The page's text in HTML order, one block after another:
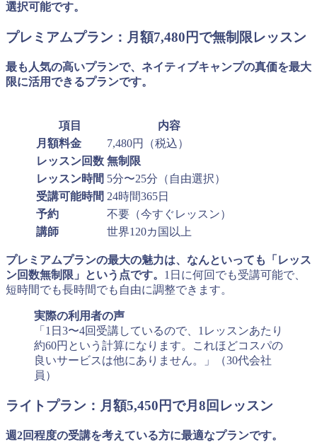
選択可能です。
プレミアムプラン：月額7,480円で無制限レッスン
最も人気の高いプランで、ネイティブキャンプの真価を最大
限に活用できるプランです。
項目
内容
月額料金
7,480円（税込）
レッスン回数 無制限
レッスン時間 5分〜25分（自由選択）
受講可能時間 24時間365日
予約
不要（今すぐレッスン）
講師
世界120カ国以上
プレミアムプランの最大の魅力は、なんといっても「レッス
ン回数無制限」という点です。 1日に何回でも受講可能で、
短時間でも長時間でも自由に調整できます。
実際の利用者の声
「1日3〜4回受講しているので、1レッスンあたり
約60円という計算になります。これほどコスパの
良いサービスは他にありません。」（30代会社
員）
ライトプラン：月額5,450円で月8回レッスン
週2回程度の受講を考えている方に最適なプランです。